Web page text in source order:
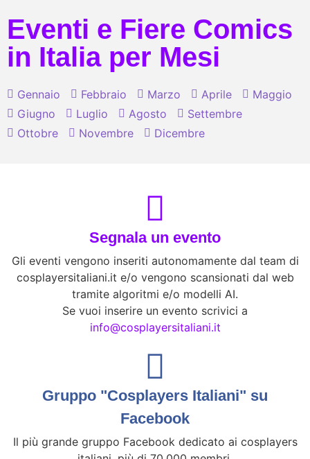
Eventi e Fiere Comics
in Italia per Mesi
Gennaio Febbraio Marzo Aprile
Maggio
Giugno
Luglio Agosto
Settembre
Ottobre
Novembre Dicembre
Segnala un evento
Gli eventi vengono inseriti autonomamente dal team di
cosplayersitaliani.it e/o vengono scansionati dal web
tramite algoritmi e/o modelli AI.
Se vuoi inserire un evento scrivici a
info@cosplayersitaliani.it
Gruppo "Cosplayers Italiani" su
Facebook
Il più grande gruppo Facebook dedicato ai cosplayers